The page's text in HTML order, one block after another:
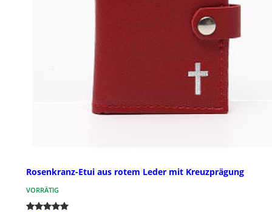
Rosenkranz-Etui aus rotem Leder mit Kreuzprägung
VORRÄTIG